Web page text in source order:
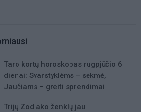
Taro kortų horoskopas rugpjūčio 6
dienai: Svarstyklėms – sėkmė,
Jaučiams – greiti sprendimai
Trijų Zodiako ženklų jau